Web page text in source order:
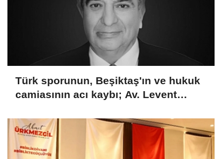
Türk sporunun, Beşiktaş'ın ve hukuk
camiasının acı kaybı; Av. Levent